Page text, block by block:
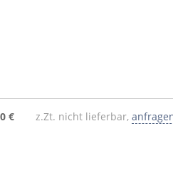
€ z.Zt. nicht lieferbar,